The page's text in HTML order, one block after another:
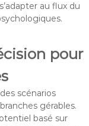
au flux du
pour
scénarios
gérables.
basé sur